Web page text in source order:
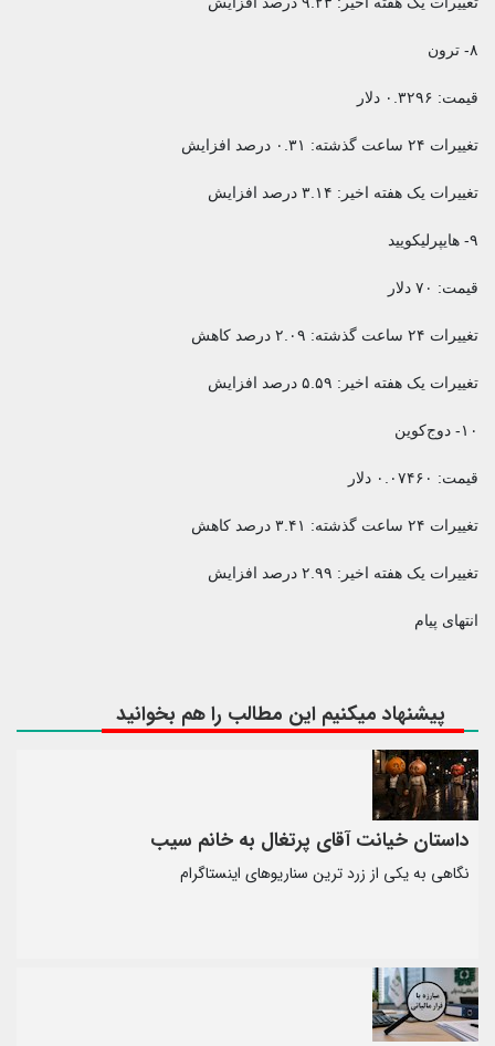
۸- ترون
قیمت: ۰.۳۲۹۶ دلار
تغییرات ۲۴ ساعت گذشته: ۰.۳۱ درصد افزایش
تغییرات یک هفته اخیر: ۳.۱۴ درصد افزایش
۹- هایپرلیکویید
قیمت: ۷۰ دلار
تغییرات ۲۴ ساعت گذشته: ۲.۰۹ درصد کاهش
تغییرات یک هفته اخیر: ۵.۵۹ درصد افزایش
۱۰- دوج‌کوین
قیمت: ۰.۰۷۴۶۰ دلار
تغییرات ۲۴ ساعت گذشته: ۳.۴۱ درصد کاهش
تغییرات یک هفته اخیر: ۲.۹۹ درصد افزایش
انتهای پیام
پیشنهاد میکنیم این مطالب را هم بخوانید
داستان خیانت آقای پرتغال به خانم سیب
نگاهی به یکی از زرد ترین سناریوهای اینستاگرام